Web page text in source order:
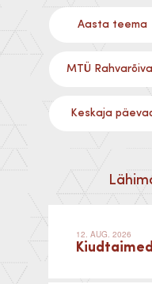
Aasta teema
MTÜ
Keskaja
12. AUG. 2026